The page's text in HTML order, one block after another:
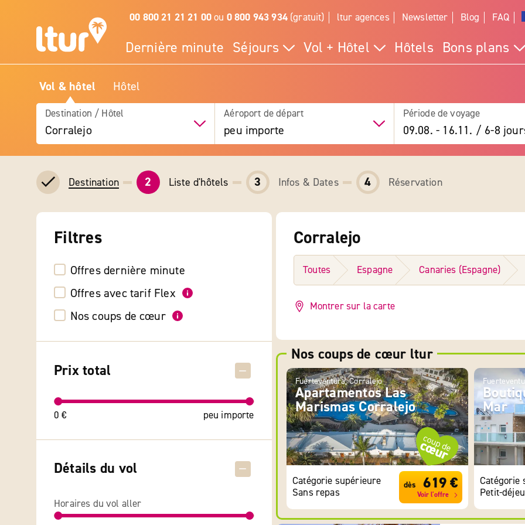
00 800 21 21 21 00ou 0 800 943 934(gratuit) ltur agences Newsletter Blog FAQ
Dernière minute Séjours Vol + Hôtel Hôtels Bons plans
Vol & hôtel Hôtel
Destination / Hôtel
Corralejo
Aéroport de départ
peu importe
Période de voyage
09.08. - 16.11. / 6-8
Destination 2 Liste d'hôtels 3 Infos & Dates 4 Réservation
Filtres
Offres dernière minute
Offres avec tarif Flex
Nos coups de cœur
Prix total
0 € peu importe
Détails du vol
Horaires du vol aller
Corralejo
Toutes Espagne Canaries (Espagne)
Montrer sur la carte
Nos coups de cœur ltur
Fuerteventura, Corralejo
Apartamentos Las
Marismas Corralejo
Catégorie supérieure
Sans repas
dès 619 €
Voir l'offre
Mar
Catégorie
Petit-